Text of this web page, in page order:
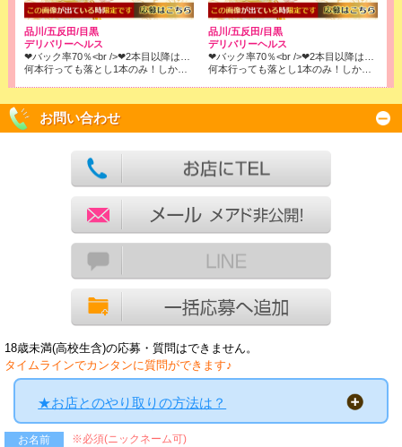
品川/五反田/目黒
デリバリーヘルス
品川/五反田/目黒
デリバリーヘルス
お問い合わせ
18歳未満(高校生含)の応募・質問はできません。
タイムラインでカンタンに質問ができます♪
★お店とのやり取りの方法は？
お名前 ※必須(ニックネーム可)